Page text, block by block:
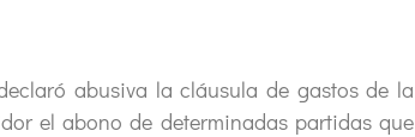
abusiva la cláusula de gastos de la
el abono de determinadas partidas que